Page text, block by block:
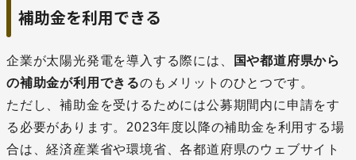
補助金を利用できる
企業が太陽光発電を導入する際には、
国や都道府県から
の補助金が利用できるのもメリットのひとつです。
ただし、補助金を受けるためには公募期間内に申請をす
る必要があります。2023年度以降の補助金を利用する場
合は、経済産業省や環境省、各都道府県のウェブサイト